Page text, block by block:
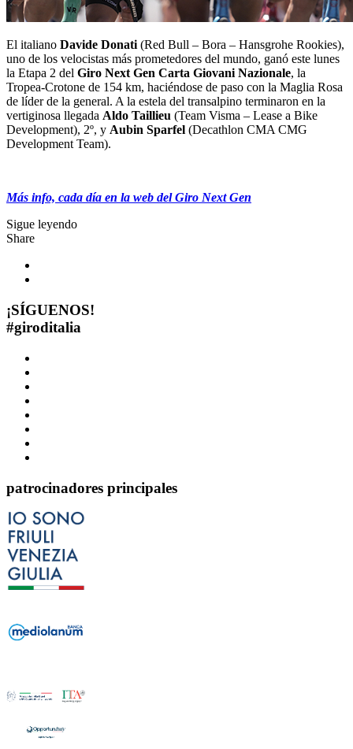
El italiano Davide Donati(Red Bull – Bora – Hansgrohe Rookies),
uno de los velocistas más prometedores del mundo, ganó este lunes
la Etapa 2 del Giro Next Gen Carta Giovani Nazionale, la
Tropea-Crotone de 154 km, haciéndose de paso con la Maglia Rosa
de líder de la general. A la estela del transalpino terminaron en la
vertiginosa llegada Aldo Taillieu (Team Visma – Lease a Bike
Development), 2º, y Aubin Sparfel (Decathlon CMA CMG
Development Team).
Más info, cada día en la web del Giro Next Gen
Sigue leyendo
Share
¡SÍGUENOS!
#giroditalia
patrocinadores principales